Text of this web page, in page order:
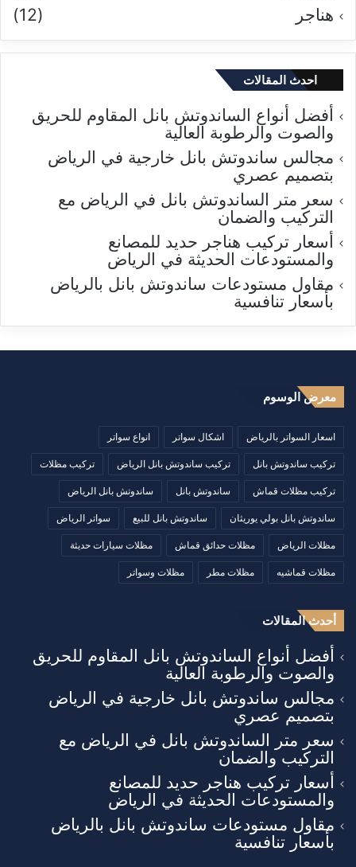
هناجر
(12)
احدث المقالات
أفضل أنواع الساندوتش بانل المقاوم للحريق
والصوت والرطوبة العالية
مجالس ساندوتش بانل خارجية في الرياض
بتصميم عصري
سعر متر الساندوتش بانل في الرياض مع
التركيب والضمان
أسعار تركيب هناجر حديد للمصانع
والمستودعات الحديثة في الرياض
مقاول مستودعات ساندوتش بانل بالرياض
بأسعار تنافسية
معرض الوسوم
اسعار السواتر بالرياض اشكال سواتر انواع سواتر
تركيب ساندوتش بانل تركيب ساندوتش بانل الرياض تركيب مظلات
تركيب مظلات قماش ساندوتش بانل ساندوتش بانل الرياض
ساندوتش بانل بولي يوريثان ساندوتش بانل للبيع سواتر الرياض
مظلات الرياض مظلات حدائق قماش مظلات سيارات حديثة
مظلات قماشيه مظلات مطر مظلات وسواتر
أحدث المقالات
أفضل أنواع الساندوتش بانل المقاوم للحريق
والصوت والرطوبة العالية
مجالس ساندوتش بانل خارجية في الرياض
بتصميم عصري
سعر متر الساندوتش بانل في الرياض مع
التركيب والضمان
أسعار تركيب هناجر حديد للمصانع
والمستودعات الحديثة في الرياض
مقاول مستودعات ساندوتش بانل بالرياض
بأسعار تنافسية